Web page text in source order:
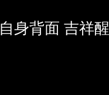
身背面 吉祥醒